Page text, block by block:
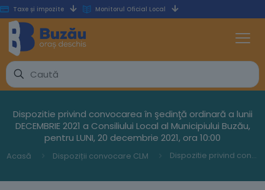
Taxe și impozite Monitorul Oficial Local
Dispozitie privind convocarea în şedinţă ordinară a lunii
DECEMBRIE 2021 a Consiliului Local al Municipiului Buzău,
pentru LUNI, 20 decembrie 2021, ora 10:00
Acasă Dispoziții convocare CLM Dispozitie privind convocarea în şedinţă ordinară a lunii DECEMBRIE 2021 a Consiliului Local al Municipiului Buzău, pentru LUNI, 20 decembrie 2021, ora 10:00